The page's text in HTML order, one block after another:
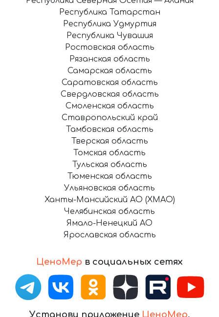
ЦеноМер в социальных сетях
Установи приложение ЦеноМер,
Республика Татарстан
Республика Удмуртия
Республика Чувашия
Ростовская область
Рязанская область
Самарская область
Саратовская область
Свердловская область
Смоленская область
Ставропольский край
Тамбовская область
Тверская область
Томская область
Тульская область
Тюменская область
Ульяновская область
Ханты-Мансийский АО (ХМАО)
Челябинская область
Ямало-Ненецкий АО
Ярославская область